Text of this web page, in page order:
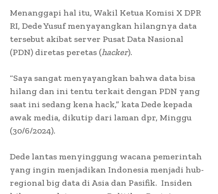
Menanggapi hal itu, Wakil Ketua Komisi X DPR
RI, Dede Yusuf menyayangkan hilangnya data
tersebut akibat server Pusat Data Nasional
(PDN) diretas peretas (hacker).
“Saya sangat menyayangkan bahwa data bisa
hilang dan ini tentu terkait dengan PDN yang
saat ini sedang kena hack,” kata Dede kepada
awak media, dikutip dari laman dpr, Minggu
(30/6/2024).
Dede lantas menyinggung wacana pemerintah
yang ingin menjadikan Indonesia menjadi hub-
regional big data di Asia dan Pasifik. Insiden